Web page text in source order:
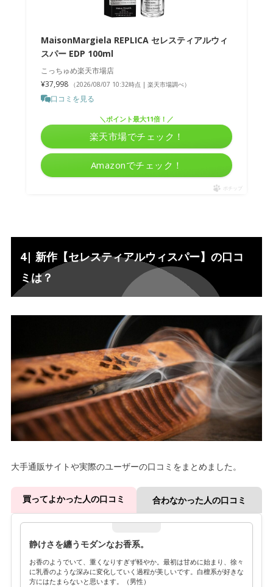
MaisonMargiela REPLICA セレスティアルウィ
スパー EDP 100ml
こっちゅめ楽天市場店
¥37,998
（2026/08/07 10:32時点 | 楽天市場調べ）
口コミを見る
Amazonでチェック！
＼ポイント最大11倍！／
楽天市場でチェック！
ポチップ
4| 新作【セレスティアルウィスパー】の口コ
ミは？
大手通販サイトや実際のユーザーの口コミをまとめました。
買ってよかった人の口コミ 合わなかった人の口コミ
静けさを纏うモダンなお香系。
お香のようでいて、重くなりすぎず軽やか。最初は甘めに始まり、徐々
に乳香のような深みに変化していく過程が美しいです。白檀系が好きな
方にはたまらないと思います。（男性）